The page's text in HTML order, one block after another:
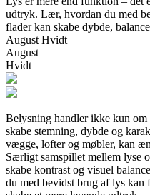
udtryk. Lær, hvordan du med
flader kan skabe dybde,
August Hvidt
August
Hvidt
Belysning handler ikke kun om
skabe stemning, dybde og
vægge, lofter og møbler, kan
Særligt samspillet mellem lyse
skabe kontrast og visuel
du med bevidst brug af lys